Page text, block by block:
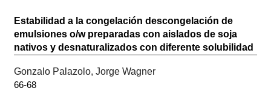
Estabilidad a la congelación descongelación de
emulsiones o/w preparadas con aislados de soja
nativos y desnaturalizados con diferente solubilidad
Gonzalo Palazolo, Jorge Wagner
66-68